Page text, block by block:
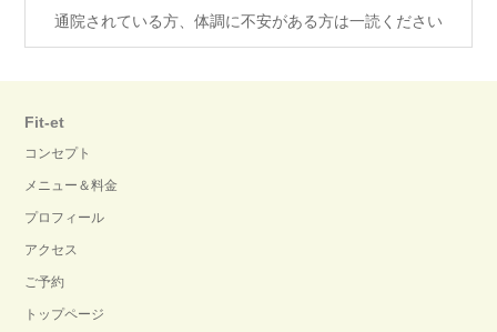
通院されている方、体調に不安がある方は一読ください
Fit-et
コンセプト
メニュー＆料金
プロフィール
アクセス
ご予約
トップページ